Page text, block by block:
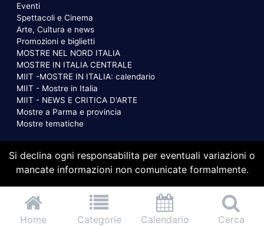
Home Categorie Calendario Cerca
Eventi
Spettacoli e Cinema
Arte, Cultura e news
Promozioni e biglietti
MOSTRE NEL NORD ITALIA
MOSTRE IN ITALIA CENTRALE
MIIT -MOSTRE IN ITALIA: calendario
MIIT - Mostre in Italia
MIIT - NEWS E CRITICA D'ARTE
Mostre a Parma e provincia
Mostre tematiche
Si declina ogni responsabilita per eventuali variazioni o
mancate informazioni non comunicate formalmente.